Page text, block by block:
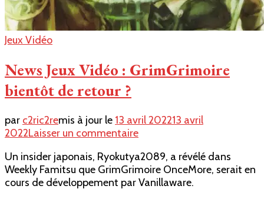
Jeux Vidéo
News Jeux Vidéo : GrimGrimoire
bientôt de retour ?
par c2ric2remis à jour le 13 avril 202213 avril
2022Laisser un commentairesur
Jeux
Vidéo
:
Un insider japonais, Ryokutya2089, a révélé dans
Weekly Famitsu que GrimGrimoire OnceMore, serait en
cours de développement par Vanillaware.